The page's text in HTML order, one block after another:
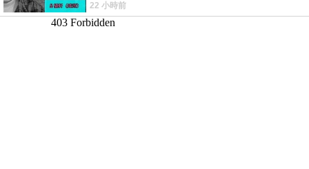
罵她施政滿意度輸給陳其邁，甚至還說盧
22 小時前